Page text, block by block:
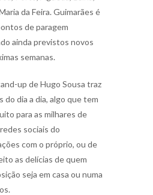
da Feira. Guimarães é
de paragem
ainda previstos novos
semanas.
up de Hugo Sousa traz
do dia a dia, algo que tem
para as milhares de
sociais do
com o próprio, ou de
as delícias de quem
seja em casa ou numa